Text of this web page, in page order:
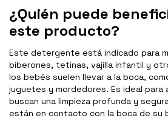
¿Quién puede
este producto?
Este detergente está indicado para
biberones, tetinas, vajilla infantil y
los bebés suelen llevar a la boca,
juguetes y mordedores. Es ideal para
buscan una limpieza profunda y
están en contacto con la boca de su